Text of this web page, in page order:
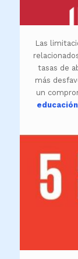
Las
tasas de
más
un